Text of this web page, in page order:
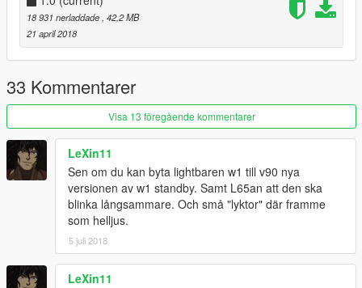
RAKEL-Phone by SwedishModding
Panasonic Toughpad by Casey26
Fullbeam lightbar by SwedishModding
18 931 nerladdade, 42,2 MB
21 april 2018
33 Kommentarer
Visa 13 föregående kommentarer
LeXin11
Sen om du kan byta lightbaren w1 till v90 nya
versionen av w1 standby. Samt L65an att den ska
blinka långsammare. Och små "lyktor" där framme
som helljus.
5 juli 2018
LeXin11